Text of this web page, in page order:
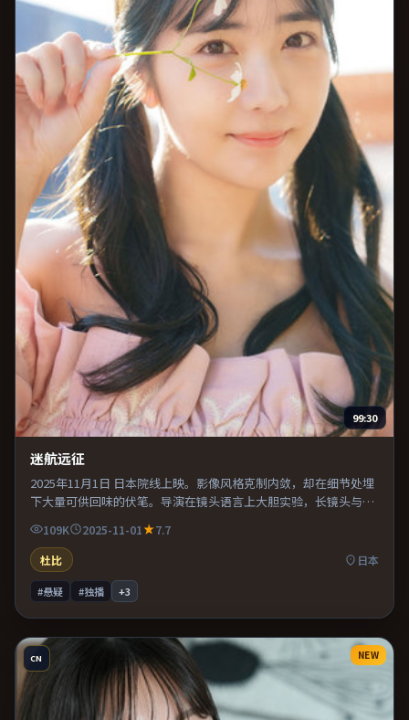
99:30
迷航远征
2025年11月1日 日本院线上映。影像风格克制内敛，却在细节处埋
下大量可供回味的伏笔。导演在镜头语言上大胆实验，长镜头与特
写交替强化压迫感。既有类型片爽感，也保留作者表达，口碑潜力
不俗。
109K 2025-11-01
7.7
杜比
日本
#悬疑 #独播 +3
CN NEW